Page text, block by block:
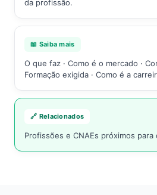
da profissão.
📖 Saiba mais
O que faz · Como é o mercado ·
Formação exigida · Como é a
🔗 Relacionados
Profissões e CNAEs próximos